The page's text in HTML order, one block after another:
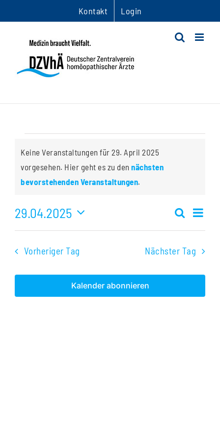
Inhalt
Kontakt Login
Veranstaltungen
für
April
Hinweis
Keine Veranstaltungen für 29. April 2025
vorgesehen. Hier geht es zu den nächsten
bevorstehenden Veranstaltungen.
und
Suche
Tag
29.04.2025
Datum
Vorheriger Tag Nächster Tag
Kalender abonnieren